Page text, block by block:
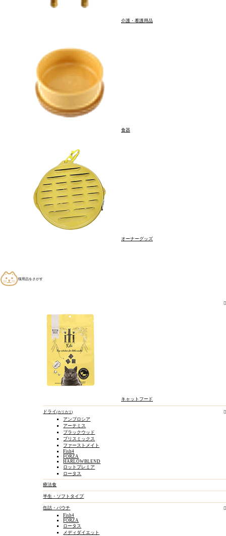
介護・看護用品
食器
オーナーグッズ
猫用品をさがす
キャットフード
ドライ カリカリ
アンブロシア
アーテミス
ブラックウッド
ブリスミックス
ファーストメイト
Fish4
FORZA
HARLOWBLEND
ロットプレミア
ロータス
療法食
半生・ソフトタイプ
缶詰・パウチ
Fish4
FORZA
ロータス
メディダイエット